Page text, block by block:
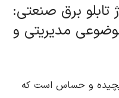
تابلو برق صنعتی:
مدیریتی و
و حساس است که